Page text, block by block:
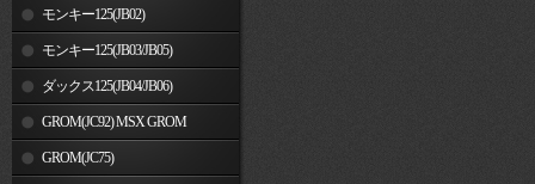
ャブレター車)
モンキー125(JB02)
モンキー125(JB03/JB05)
ダックス125(JB04/JB06)
GROM(JC92) MSX GROM
GROM(JC75)